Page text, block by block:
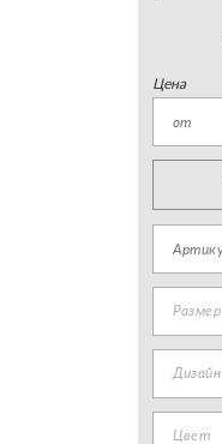
Цена
Размер
Дизайн
Цвет